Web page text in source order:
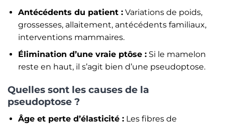
Antécédents du patient :Variations de poids,
grossesses, allaitement, antécédents familiaux,
interventions mammaires.
Élimination d’une vraie ptôse :Si le mamelon
reste en haut, il s’agit bien d’une pseudoptose.
Quelles sont les causes de la
pseudoptose ?
Âge et perte d’élasticité :Les fibres de